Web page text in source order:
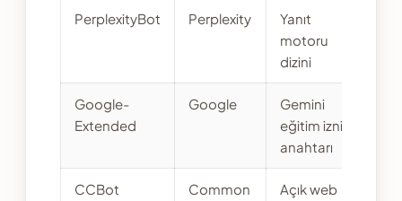
PerplexityBot Perplexity
Yanıt
motoru
dizini
Google-
Extended
Google
Gemini
eğitim izni
anahtarı
CCBot
Common
Açık web